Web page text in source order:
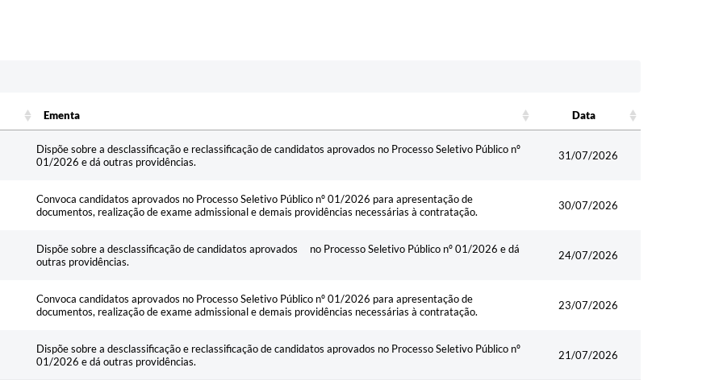
Ementa
Data
Dispõe sobre a desclassificação e reclassificação de candidatos aprovados no Processo Seletivo Público nº
01/2026 e dá outras providências.
31/07/2026
Convoca candidatos aprovados no Processo Seletivo Público nº 01/2026 para apresentação de
documentos, realização de exame admissional e demais providências necessárias à contratação.
30/07/2026
Dispõe sobre a desclassificação de candidatos aprovados no Processo Seletivo Público nº 01/2026 e dá
outras providências.
24/07/2026
Convoca candidatos aprovados no Processo Seletivo Público nº 01/2026 para apresentação de
documentos, realização de exame admissional e demais providências necessárias à contratação.
23/07/2026
Dispõe sobre a desclassificação e reclassificação de candidatos aprovados no Processo Seletivo Público nº
01/2026 e dá outras providências.
21/07/2026